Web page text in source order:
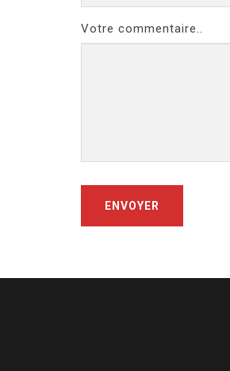
Votre commentaire..
ENVOYER